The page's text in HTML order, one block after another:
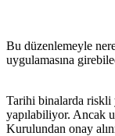
Bu düzenlemeyle
uygulamasına
Tarihi binalarda riskli
yapılabiliyor. Ancak
Kurulundan onay